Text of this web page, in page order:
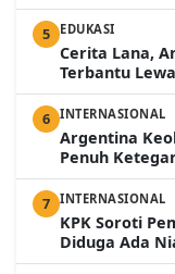
5 EDUKASI
Cerita Lana,
Terbantu
6 INTERNASIONAL
Argentina
Penuh
7 INTERNASIONAL
KPK Soroti
Diduga Ada